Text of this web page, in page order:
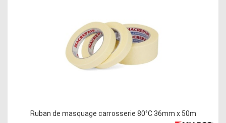
Ruban de masquage carrosserie 80°C 36mm x 50m